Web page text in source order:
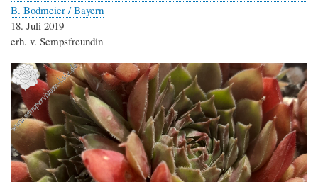
B. Bodmeier / Bayern
18. Juli 2019
erh. v. Sempsfreundin